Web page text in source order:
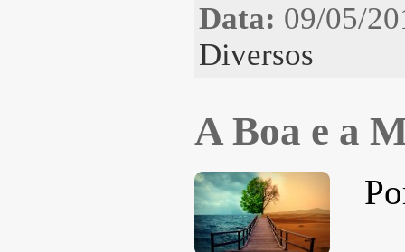
Data: 09/05/
Diversos
A Boa e a